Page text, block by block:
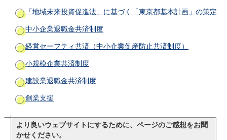
「地域未来投資促進法」に基づく「東京都基本計画」の策定
中小企業退職金共済制度
経営セーフティ共済（中小企業倒産防止共済制度）
小規模企業共済制度
建設業退職金共済制度
創業支援
より良いウェブサイトにするために、ページのご感想をお聞
かせください。